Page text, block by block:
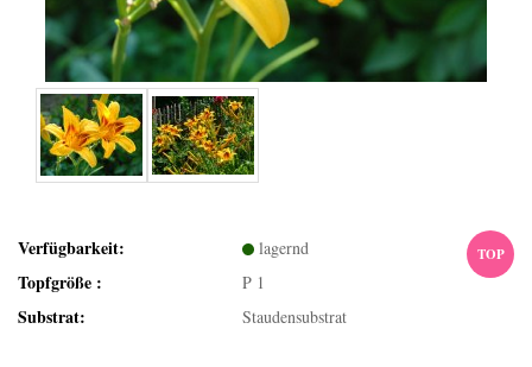
TOP
Verfügbarkeit: lagernd
Topfgröße : P 1
Substrat: Staudensubstrat